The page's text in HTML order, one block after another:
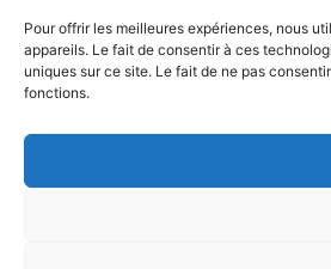
Pour offrir les meilleures expériences, nous
appareils. Le fait de consentir à ces
uniques sur ce site. Le fait de ne pas
fonctions.